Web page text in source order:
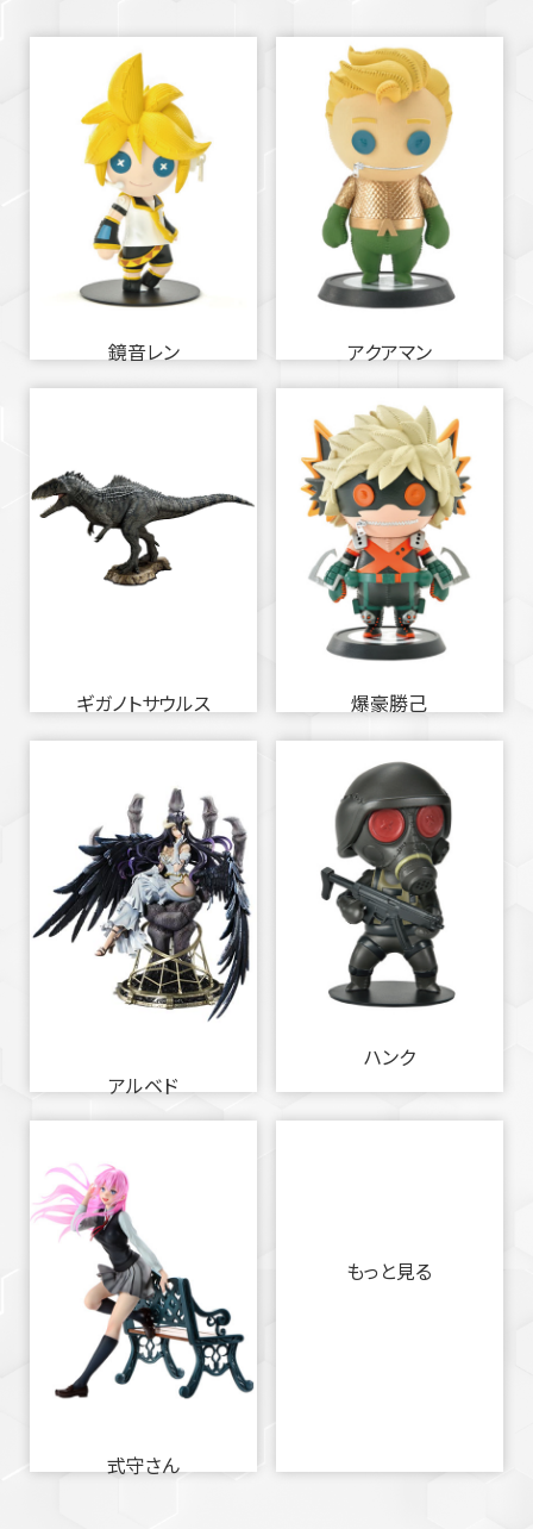
鏡音レン アクアマン
ギガノトサウルス 爆豪勝己
アルベド
ハンク
式守さん
もっと見る